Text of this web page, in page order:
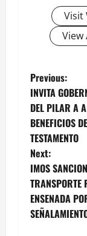
Visit
View
P
o
s
t
n
a
Previous:
INVITA
DEL PILAR A
BENEFICIOS
TESTAMENTO
Next:
IMOS
TRANSPORTE
ENSENADA